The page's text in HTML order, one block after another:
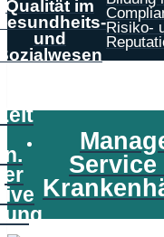
Qualität im
und
Risiko-
Service